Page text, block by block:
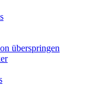
überspringen